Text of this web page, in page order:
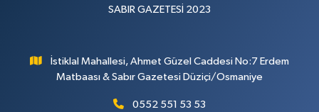
SABIR GAZETESİ 2023
İstiklal Mahallesi, Ahmet Güzel Caddesi No:7 Erdem
Matbaası & Sabır Gazetesi Düziçi/Osmaniye
0552 551 53 53